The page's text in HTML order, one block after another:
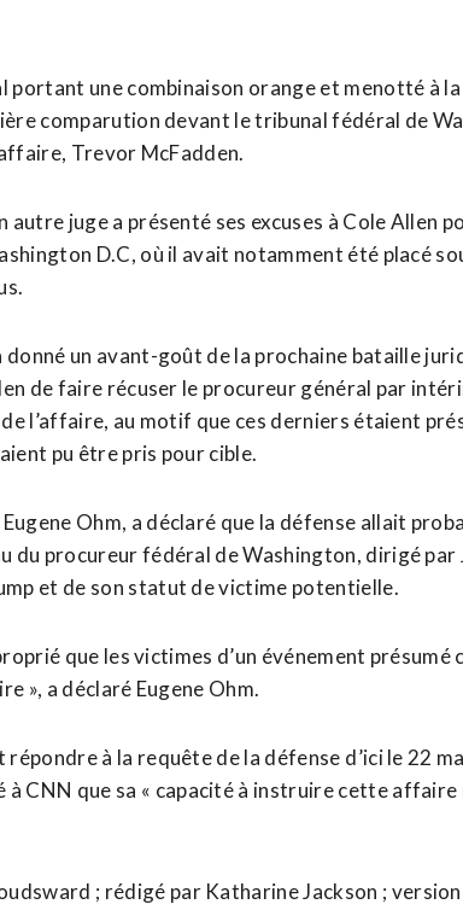
portant une combinaison orange et menotté à
comparution devant le tribunal fédéral de
Trevor McFadden.
autre juge a présenté ses excuses à Cole Allen
‌D.C, où il avait notamment été placé
donné un avant-goût de la ​prochaine bataille
de faire récuser le procureur général par
l’affaire, au motif que ces derniers étaient
pu être pris ​pour cible.
Eugene Ohm, a déclaré que la défense allait
du procureur fédéral de Washington, dirigé
et de son statut de victime potentielle.
que les victimes d’un événement présumé
», a déclaré Eugene Ohm.
à la requête de la défense ⁠d’ici le 22
CNN que sa « capacité à instruire cette affaire
; rédigé par Katharine Jackson ;